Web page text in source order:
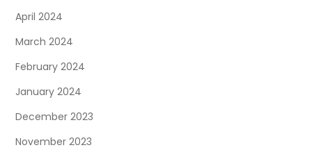
April 2024
March 2024
February 2024
January 2024
December 2023
November 2023